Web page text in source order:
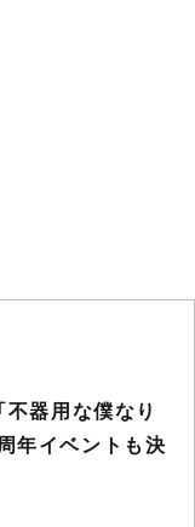
不器用な僕なり
年イベントも決